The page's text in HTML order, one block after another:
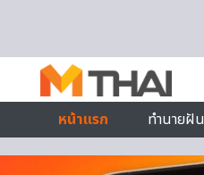
หน้าแรก
ทำนายฝัน